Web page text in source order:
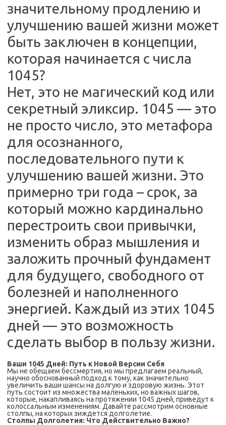
значительному продлению и
улучшению вашей жизни может
быть заключен в концепции,
которая начинается с числа
1045?
Нет, это не магический код или
секретный эликсир. 1045 — это
не просто число, это метафора
для осознанного,
последовательного пути к
улучшению вашей жизни. Это
примерно три года – срок, за
который можно кардинально
перестроить свои привычки,
изменить образ мышления и
заложить прочный фундамент
для будущего, свободного от
болезней и наполненного
энергией. Каждый из этих 1045
дней — это возможность
сделать выбор в пользу жизни.
Ваши 1045 Дней: Путь к Новой Версии Себя
Мы не обещаем бессмертия, но мы предлагаем реальный,
научно обоснованный подход к тому, как значительно
увеличить ваши шансы на долгую и здоровую жизнь. Этот
путь состоит из множества маленьких, но важных шагов,
которые, накапливаясь на протяжении 1045 дней, приведут к
колоссальным изменениям. Давайте рассмотрим основные
столпы, на которых зиждется долголетие.
Столпы Долголетия: Что Действительно Важно?